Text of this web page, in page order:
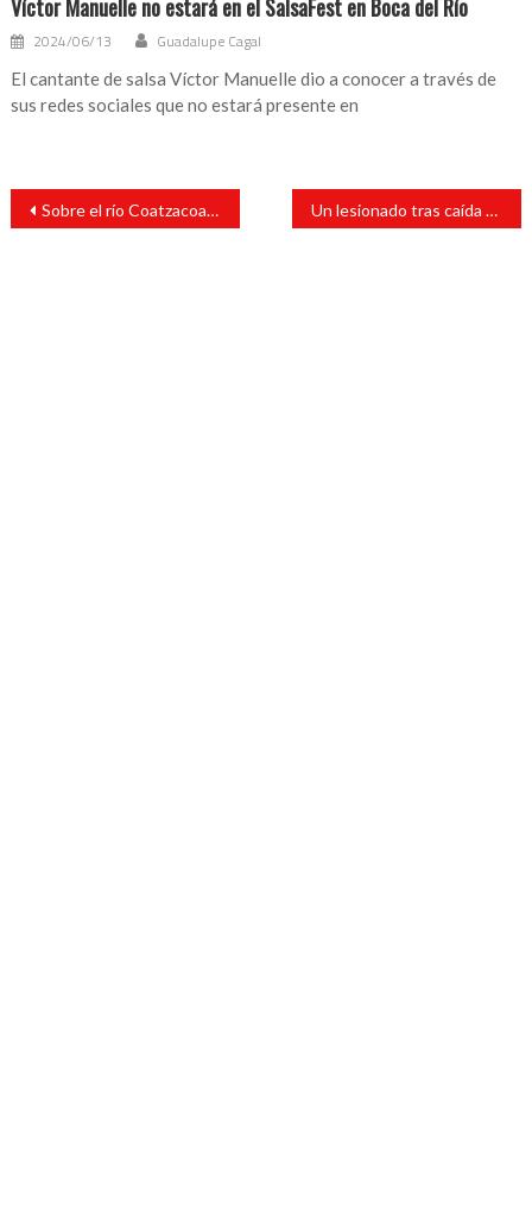
Víctor Manuelle no estará en el SalsaFest en Boca del Río
2024/06/13 Guadalupe Cagal
El cantante de salsa Víctor Manuelle dio a conocer a través de
sus redes sociales que no estará presente en
Navegación
entradas
Sobre el río Coatzacoalcos fue hallado un hombre sin 4ida Un lesionado tras caída de camioneta desde un puente